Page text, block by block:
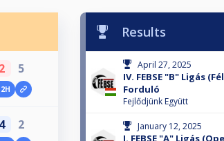
2 5
4 2
Results
April 27, 2025
IV. FEBSE "B" Ligás
Forduló
Fejlődjünk Együtt
January 12, 2025